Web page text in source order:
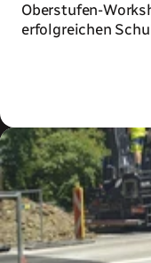
Oberstufen-
erfolgreichen